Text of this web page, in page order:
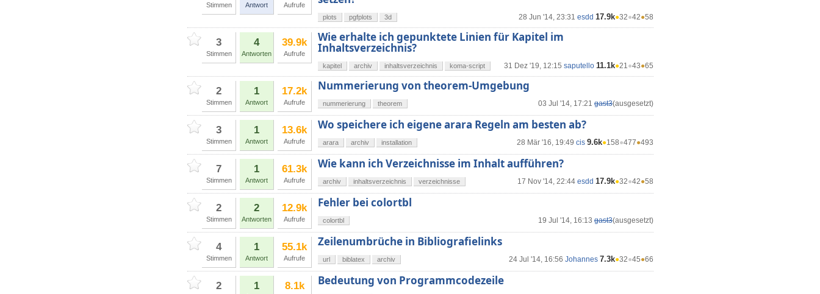
Stimmen Antwort Aufrufe
28 Jun '14, 23:31 esdd 17.9k●32●42●58
plots pgfplots 3d
3
Stimmen
4
Antworten
39.9k
Aufrufe
Wie erhalte ich gepunktete Linien für Kapitel im
Inhaltsverzeichnis?
31 Dez '19, 12:15 saputello 11.1k●21●43●65
kapitel archiv inhaltsverzeichnis koma-script
2
Stimmen
1
Antwort
17.2k
Aufrufe
Nummerierung von theorem-Umgebung
03 Jul '14, 17:21 gast3(ausgesetzt)
nummerierung theorem
3
Stimmen
1
Antwort
13.6k
Aufrufe
Wo speichere ich eigene arara Regeln am besten ab?
28 Mär '16, 19:49 cis 9.6k●158●477●493
arara archiv installation
7
Stimmen
1
Antwort
61.3k
Aufrufe
Wie kann ich Verzeichnisse im Inhalt aufführen?
17 Nov '14, 22:44 esdd 17.9k●32●42●58
archiv inhaltsverzeichnis verzeichnisse
2
Stimmen
2
Antworten
12.9k
Aufrufe
Fehler bei colortbl
19 Jul '14, 16:13 gast3(ausgesetzt)
colortbl
4
Stimmen
1
Antwort
55.1k
Aufrufe
Zeilenumbrüche in Bibliografielinks
24 Jul '14, 16:56 Johannes 7.3k●32●45●66
url biblatex archiv
2 1 8.1k Bedeutung von Programmcodezeile